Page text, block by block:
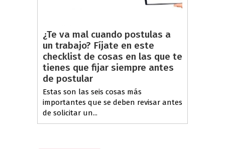
¿Te va mal cuando postulas a
un trabajo? Fíjate en este
checklist de cosas en las que te
tienes que fijar siempre antes
de postular
Estas son las seis cosas más
importantes que se deben revisar antes
de solicitar un...